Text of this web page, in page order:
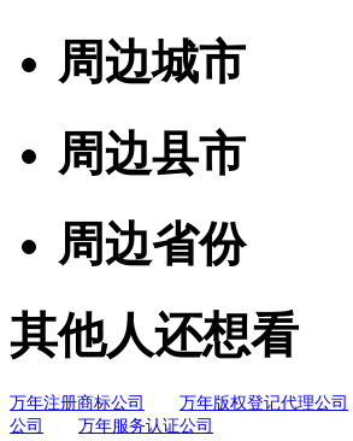
周边城市
周边县市
周边省份
其他人还想看
万年注册商标公司 万年版权登记代理公司
公司
万年服务认证公司